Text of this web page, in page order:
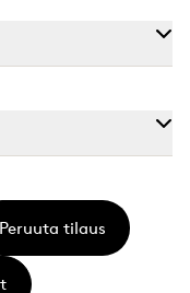
Peruuta tilaus